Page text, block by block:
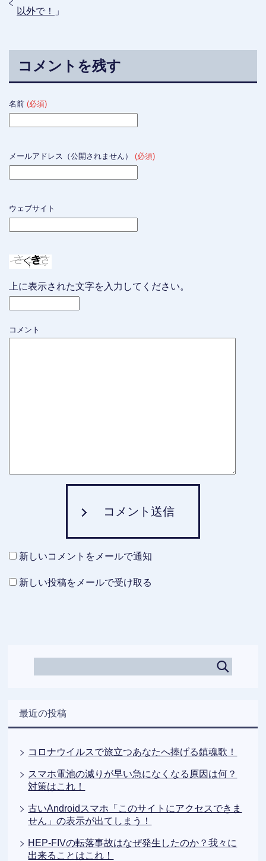
以外で！
」
コメントを残す
名前 (必須)
メールアドレス（公開されません） (必須)
ウェブサイト
上に表示された文字を入力してください。
コメント
コメント送信
新しいコメントをメールで通知
新しい投稿をメールで受け取る
最近の投稿
コロナウイルスで旅立つあなたへ捧げる鎮魂歌！
スマホ電池の減りが早い急になくなる原因は何？
対策はこれ！
古いAndroidスマホ「このサイトにアクセスできま
せん」の表示が出てしまう！
HEP-FIVの転落事故はなぜ発生したのか？我々に
出来ることはこれ！